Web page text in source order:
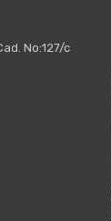
No:127/c